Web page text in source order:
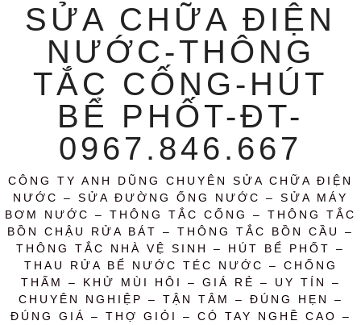
SỬA CHỮA ĐIỆN
NƯỚC-THÔNG
TẮC CỐNG-HÚT
BỂ PHỐT-ĐT-
0967.846.667
CÔNG TY ANH DŨNG CHUYÊN SỬA CHỮA ĐIỆN
NƯỚC – SỬA ĐƯỜNG ỐNG NƯỚC – SỬA MÁY
BƠM NƯỚC – THÔNG TẮC CỐNG – THÔNG TẮC
BỒN CHẬU RỬA BÁT – THÔNG TẮC BỒN CẦU –
THÔNG TẮC NHÀ VỆ SINH – HÚT BỂ PHỐT –
THAU RỬA BỂ NƯỚC TÉC NƯỚC – CHỐNG
THẤM – KHỬ MÙI HÔI – GIÁ RẺ – UY TÍN –
CHUYÊN NGHIỆP – TẬN TÂM – ĐÚNG HẸN –
ĐÚNG GIÁ – THỢ GIỎI – CÓ TAY NGHỀ CAO –